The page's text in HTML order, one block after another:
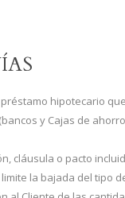
hipotecario
y Cajas de
cláusula o pacto
la bajada del tipo